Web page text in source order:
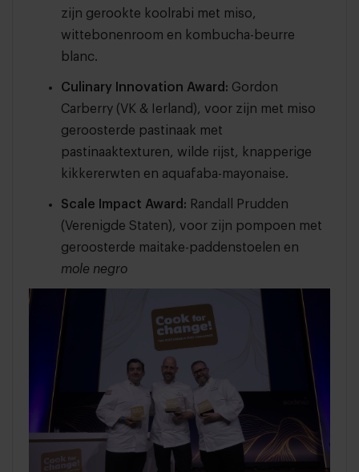
zijn gerookte koolrabi met miso,
wittebonenroom en kombucha-beurre
blanc.
Culinary Innovation Award: Gordon
Carberry (VK & Ierland), voor zijn met miso
geroosterde pastinaak met
pastinaaktexturen, wilde rijst, knapperige
kikkererwten en aquafaba-mayonaise.
Scale Impact Award: Randall Prudden
(Verenigde Staten), voor zijn pompoen met
geroosterde maitake-paddenstoelen en
mole negro